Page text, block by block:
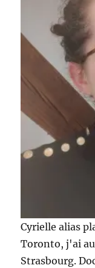
Cyrielle alias
Toronto, j'ai
Strasbourg.